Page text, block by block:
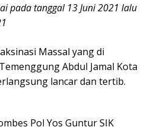
pada tanggal 13 Juni 2021 lalu
Massal yang di
Abdul Jamal Kota
lancar dan tertib.
Pol Yos Guntur SIK